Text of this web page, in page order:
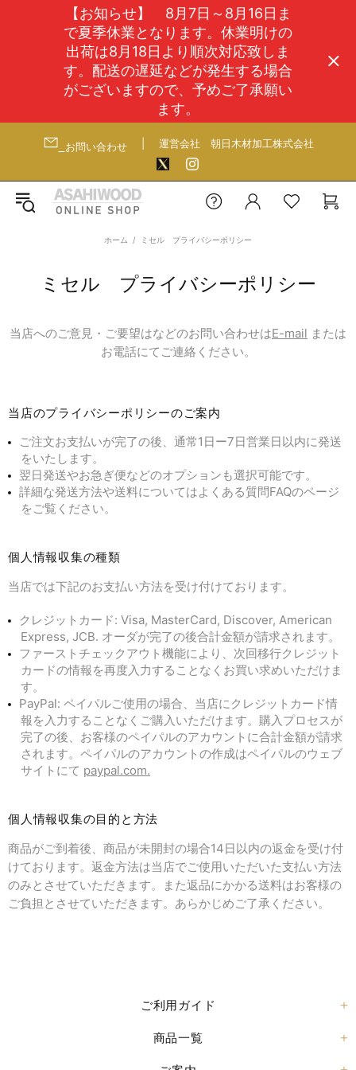
【お知らせ】 8月7日～8月16日ま
で夏季休業となります。休業明けの
出荷は8月18日より順次対応致しま
す。配送の遅延などが発生する場合
がございますので、予めご了承願い
ます。
お問い合わせ 運営会社 朝日木材加工株式会社
ホーム ミセル プライバシーポリシー
ミセル プライバシーポリシー
当店へのご意見・ご要望はなどのお問い合わせはE-mail または
お電話にてご連絡ください。
当店のプライバシーポリシーのご案内
ご注文お支払いが完了の後、通常1日ー7日営業日以内に発送
をいたします。
翌日発送やお急ぎ便などのオプションも選択可能です。
詳細な発送方法や送料についてはよくある質問FAQのページ
をご覧ください。
個人情報収集の種類
当店では下記のお支払い方法を受け付けております。
クレジットカード: Visa, MasterCard, Discover, American
Express, JCB. オーダが完了の後合計金額が請求されます。
ファーストチェックアウト機能により、次回移行クレジット
カードの情報を再度入力することなくお買い求めいただけま
す。
PayPal: ペイパルご使用の場合、当店にクレジットカード情
報を入力することなくご購入いただけます。購入プロセスが
完了の後、お客様のペイパルのアカウントに合計金額が請求
されます。ペイパルのアカウントの作成はペイパルのウェブ
サイトにて paypal.com.
個人情報収集の目的と方法
商品がご到着後、商品が未開封の場合14日以内の返金を受け付
けております。返金方法は当店でご使用いただいた支払い方法
のみとさせていただきます。また返品にかかる送料はお客様の
ご負担とさせていただきます。あらかじめご了承ください。
ご利用ガイド
商品一覧